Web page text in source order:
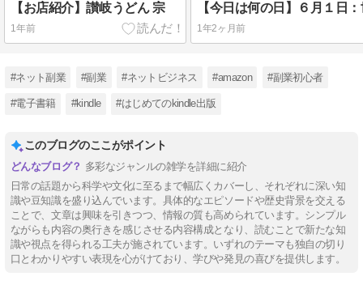
【お店紹介】讃岐うどん 宗
1年前 1年2ヶ月前
#ネット副業 #副業 #ネットビジネス #amazon #副業初心者
#電子書籍 #kindle #はじめてのkindle出版
このブログのここがポイント
多彩なジャンルの雑学を詳細に紹介
日常の話題から科学や文化に至るまで幅広くカバーし、それぞれに深い知
識や豆知識を盛り込んでいます。具体的なエピソードや歴史背景を交える
ことで、文章は興味を引きつつ、情報の質も高められています。シンプル
ながらも内容の奥行きを感じさせる内容構成となり、読むことで新たな知
識や視点を得られる工夫が施されています。いずれのテーマも独自の切り
口とわかりやすい表現を心がけており、学びや発見の喜びを提供します。